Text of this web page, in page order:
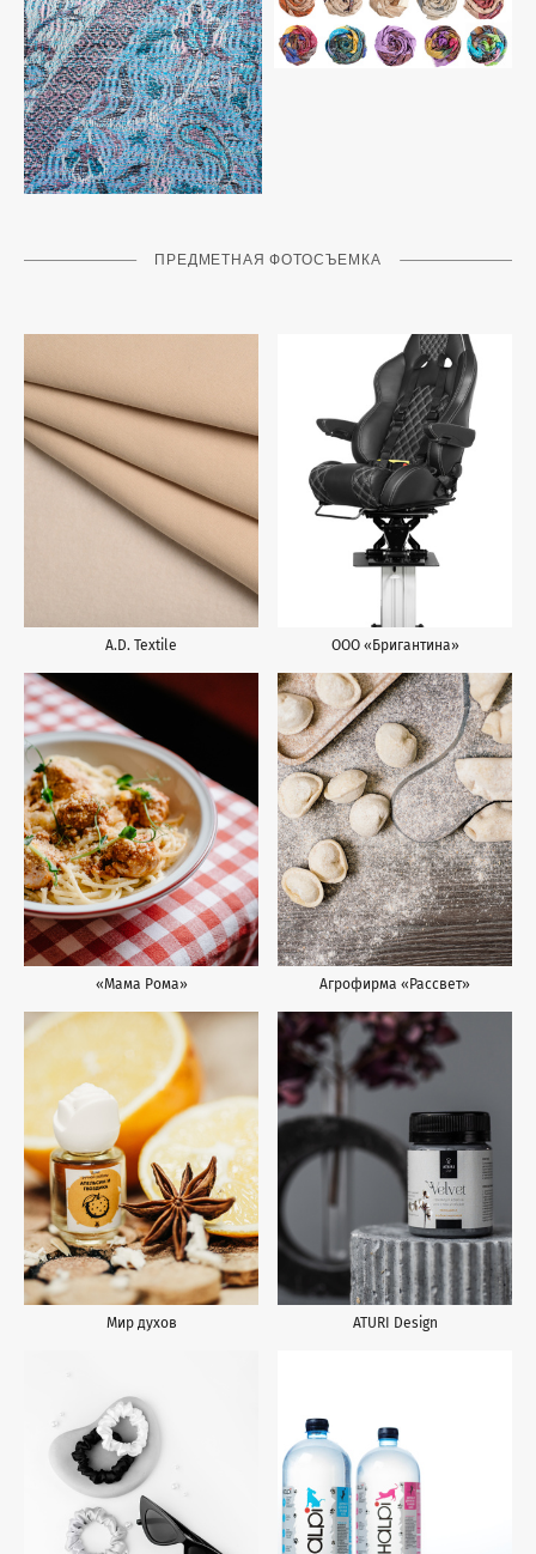
ПРЕДМЕТНАЯ ФОТОСЪЕМКА
A.D. Textile ООО «Бригантина»
«Мама Рома» Агрофирма «Рассвет»
Мир духов ATURI Design